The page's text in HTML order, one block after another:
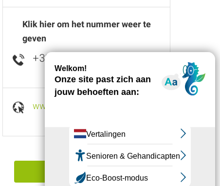
Klik hier om het nummer weer te
geven
+33 4 66 46 87
www.destination-montlozere.fr
Een fout melden